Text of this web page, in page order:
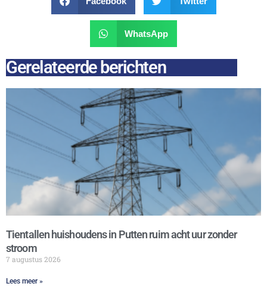
WhatsApp
Gerelateerde berichten
Tientallen huishoudens in Putten ruim acht uur zonder
stroom
7 augustus 2026
Lees meer »